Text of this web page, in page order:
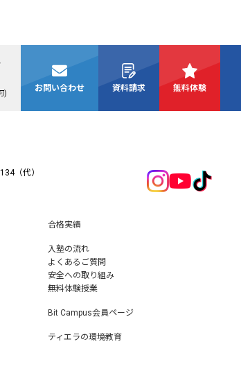
)
お問い合わせ 資料請求 無料体験
（代）
合格実績
入塾の流れ
よくあるご質問
安全への取り組み
無料体験授業
Bit Campus会員ページ
ティエラの環境教育